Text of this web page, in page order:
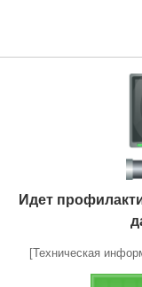
Идет
[Техническая